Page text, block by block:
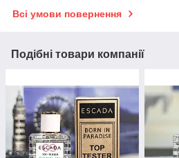
Всі умови повернення
Подібні товари компанії